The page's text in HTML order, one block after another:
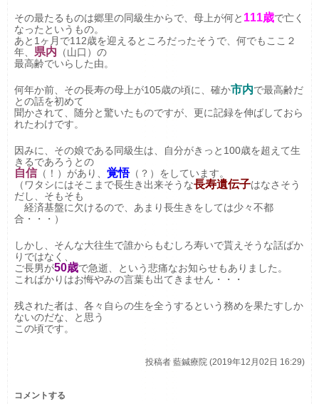
その最たるものは郷里の同級生からで、母上が何と 111歳で亡く
なったというもの。
あと1ヶ月で112歳を迎えるところだったそうで、何でもここ２
年、 県内 （山口）の
最高齢でいらした由。
何年か前、その長寿の母上が105歳の頃に、確か市内で最高齢だ
との話を初めて
聞かされて、随分と驚いたものですが、更に記録を伸ばしておら
れたわけです。
因みに、その娘である同級生は、自分がきっと100歳を超えて生
きるであろうとの
自信（！）があり、 覚悟（？）をしています。
（ワタシにはそこまで長生き出来そうな長寿遺伝子はなさそう
だし、そもそも
経済基盤に欠けるので、あまり長生きをしては少々不都
合・・・）
しかし、そんな大往生で誰からもむしろ寿いで貰えそうな話ばか
りではなく、
ご長男が50歳で急逝、という悲痛なお知らせもありました。
こればかりはお悔やみの言葉も出てきません・・・
残された者は、各々自らの生を全うするという務めを果たすしか
ないのだな、と思う
この頃です。
投稿者 藍鍼療院 (2019年12月02日 16:29)
コメントする